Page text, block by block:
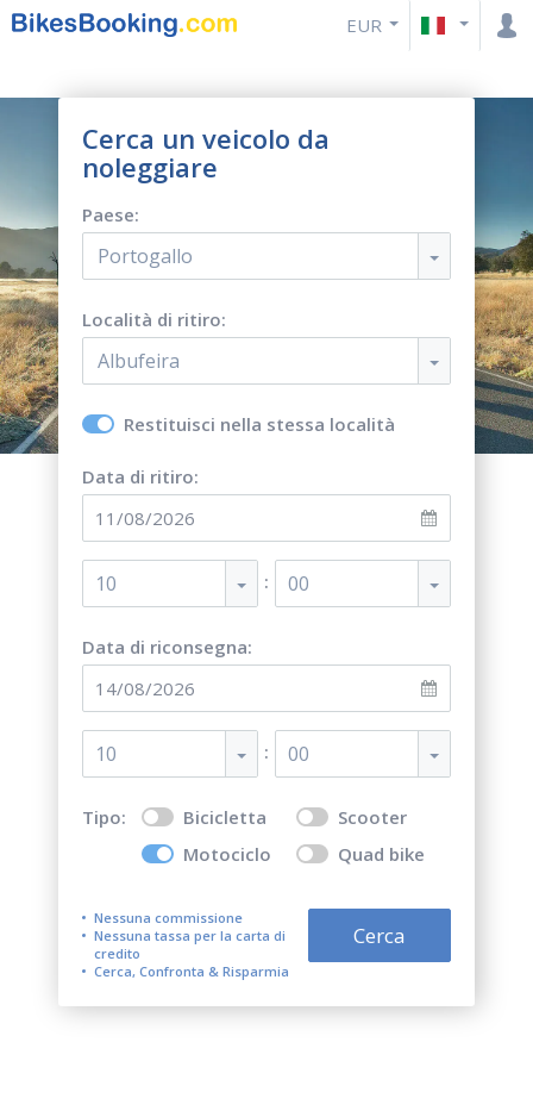
EUR
Cerca un veicolo da
noleggiare
Paese:
Portogallo
Località di ritiro:
Albufeira
Restituisci nella stessa località
Data di ritiro:
10 : 00
Data di riconsegna:
10 : 00
Tipo: Bicicletta
Scooter
Motociclo
Quad bike
Nessuna commissione
Nessuna tassa per la carta di
credito
Cerca, Confronta & Risparmia
Cerca